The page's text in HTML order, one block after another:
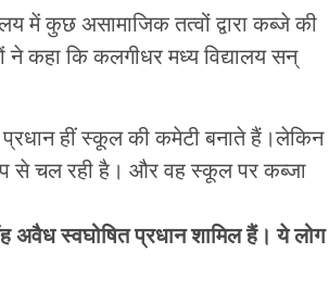
में कुछ असामाजिक तत्वों द्वारा कब्जे की
ने कहा कि कलगीधर मध्य विद्यालय सन्
प्रधान हीं स्कूल की कमेटी बनाते हैं।लेकिन
से चल रही है। और वह स्कूल पर कब्जा
अवैध स्वघोषित प्रधान शामिल हैं। ये लोग